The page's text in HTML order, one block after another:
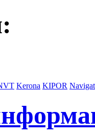
Kerona KIPOR